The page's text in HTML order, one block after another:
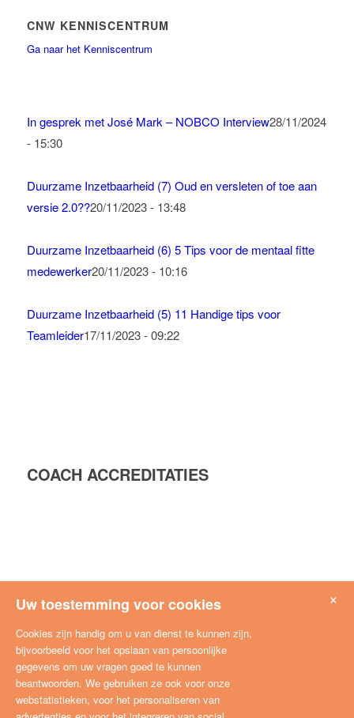
CNW KENNISCENTRUM
Ga naar het Kenniscentrum
In gesprek met José Mark – NOBCO Interview28/11/2024
- 15:30
Duurzame Inzetbaarheid (7) Oud en versleten of toe aan
versie 2.0??20/11/2023 - 13:48
Duurzame Inzetbaarheid (6) 5 Tips voor de mentaal fitte
medewerker20/11/2023 - 10:16
Duurzame Inzetbaarheid (5) 11 Handige tips voor
Teamleider17/11/2023 - 09:22
COACH ACCREDITATIES
×
Uw toestemming voor cookies
Cookies zijn handig om u van dienst te kunnen zijn,
bijvoorbeeld voor het opslaan van persoonlijke
gegevens om uw vragen goed te kunnen
beantwoorden. We gebruiken ze ook voor onze
webstatistieken, voor het personaliseren van